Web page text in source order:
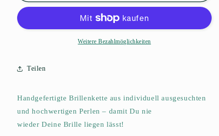
Festival&quot;Festival&quot;
Weitere Bezahlmöglichkeiten
Teilen
Handgefertigte Brillenkette aus individuell ausgesuchten
und hochwertigen Perlen – damitDunie
wiederDeine Brille liegen lässt!